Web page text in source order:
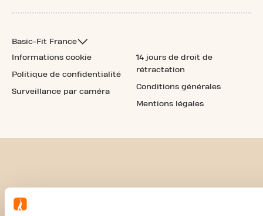
Basic-Fit France
Informations cookie
Politique de confidentialité
Surveillance par caméra
14 jours de droit de
rétractation
Conditions générales
Mentions légales